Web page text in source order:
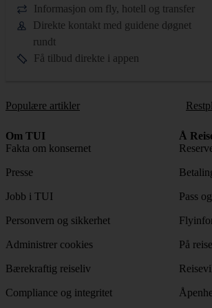
Informasjon om fly, hotell og transfer
Direkte kontakt med guidene døgnet
rundt
Få tilbud direkte i appen
Populære artikler
Om TUI
Fakta om konsernet
Presse
Jobb i TUI
Personvern og sikkerhet
Administrer cookies
Bærekraftig reiseliv
Compliance og integritet
Å
Pass
På